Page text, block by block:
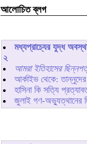
আলোচিত ব্লগ
মধ্যপ্রাচ্যের যুদ্ধ
২
আমরা ইতিহাসের
আর্কাইভ থেকে: তান্নুদের
হাসিনা কি সত্যি
জুলাই গণ-অভ্যুত্থানের